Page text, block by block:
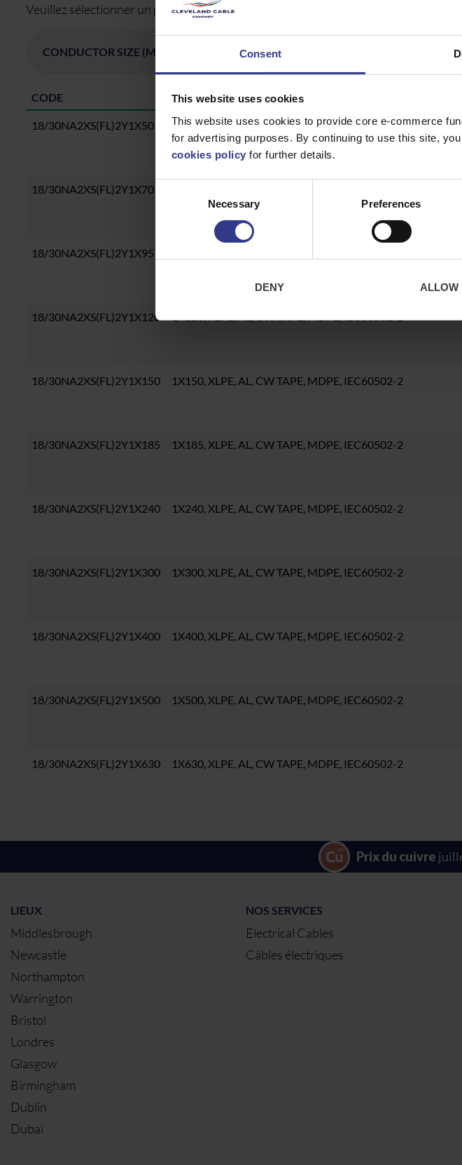
Consent
This website uses cookies
This website uses cookies to provide core e-commerce
for advertising purposes. By continuing to use this site,
cookies policy for further details.
Necessary Preferences
DENY ALLOW
Veuillez sélectionner un produit ci-dessous et cliquer sur le bouton « Ajouter au
CODE DESCRIPTION
18/30NA2XS(FL)2Y1X50 1X50, XLPE, AL, CW TAPE, MDPE, IEC60502-2
18/30NA2XS(FL)2Y1X70
18/30NA2XS(FL)2Y1X95
18/30NA2XS(FL)2Y1X120
18/30NA2XS(FL)2Y1X150 1X150, XLPE, AL, CW TAPE, MDPE, IEC60502-2
18/30NA2XS(FL)2Y1X185 1X185, XLPE, AL, CW TAPE, MDPE, IEC60502-2
18/30NA2XS(FL)2Y1X240 1X240, XLPE, AL, CW TAPE, MDPE, IEC60502-2
18/30NA2XS(FL)2Y1X300 1X300, XLPE, AL, CW TAPE, MDPE, IEC60502-2
18/30NA2XS(FL)2Y1X400 1X400, XLPE, AL, CW TAPE, MDPE, IEC60502-2
18/30NA2XS(FL)2Y1X500 1X500, XLPE, AL, CW TAPE, MDPE, IEC60502-2
18/30NA2XS(FL)2Y1X630 1X630, XLPE, AL, CW TAPE, MDPE, IEC60502-2
Prix du cuivre
LIEUX
Middlesbrough
Newcastle
Northampton
Warrington
Bristol
Londres
Glasgow
Birmingham
Dublin
Dubaï
NOS SERVICES
Electrical Cables
Câbles électriques